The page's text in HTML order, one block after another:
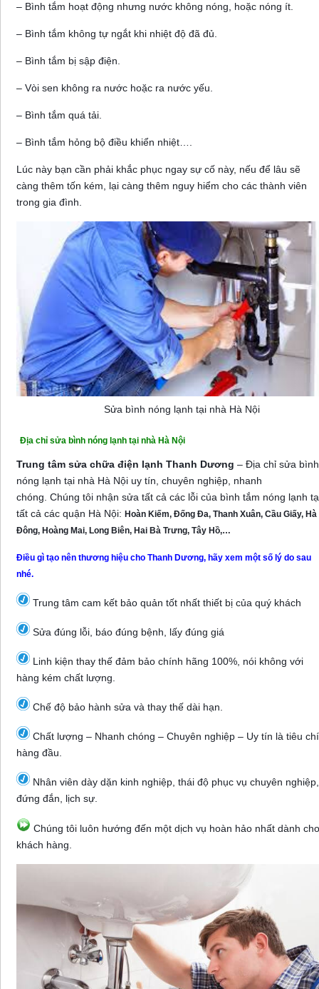
– Bình tắm hoạt động nhưng nước không nóng, hoặc nóng ít.
– Bình tắm không tự ngắt khi nhiệt độ đã đủ.
– Bình tắm bị sập điện.
– Vòi sen không ra nước hoặc ra nước yếu.
– Bình tắm quá tải.
– Bình tắm hỏng bộ điều khiển nhiệt….
Lúc này bạn cần phải khắc phục ngay sự cố này, nếu để lâu sẽ
càng thêm tốn kém, lại càng thêm nguy hiểm cho các thành viên
trong gia đình.
Sửa bình nóng lạnh tại nhà Hà Nội
Địa chỉ sửa bình nóng lạnh tại nhà Hà Nội
Trung tâm sửa chữa điện lạnh Thanh Dương – Địa chỉ sửa bình
nóng lạnh tại nhà Hà Nội uy tín, chuyên nghiệp, nhanh
chóng. Chúng tôi nhận sửa tất cả các lỗi của bình tắm nóng lạnh
tất cả các quận Hà Nội: Hoàn Kiếm, Đống Đa, Thanh Xuân, Cầu Giấy, Hà
Đông, Hoàng Mai, Long Biên, Hai Bà Trưng, Tây Hồ,…
Điều gì tạo nên thương hiệu cho Thanh Dương, hãy xem một số lý do sau
nhé.
Trung tâm cam kết bảo quản tốt nhất thiết bị của quý khách
Sửa đúng lỗi, báo đúng bệnh, lấy đúng giá
Linh kiện thay thế đảm bảo chính hãng 100%, nói không với
hàng kém chất lượng.
Chế độ bảo hành sửa và thay thế dài hạn.
Chất lượng – Nhanh chóng – Chuyên nghiệp – Uy tín là tiêu chí
hàng đầu.
Nhân viên dày dặn kinh nghiệp, thái độ phục vụ chuyên nghiệp,
đứng đắn, lịch sự.
Chúng tôi luôn hướng đến một dịch vụ hoàn hảo nhất dành cho
khách hàng.